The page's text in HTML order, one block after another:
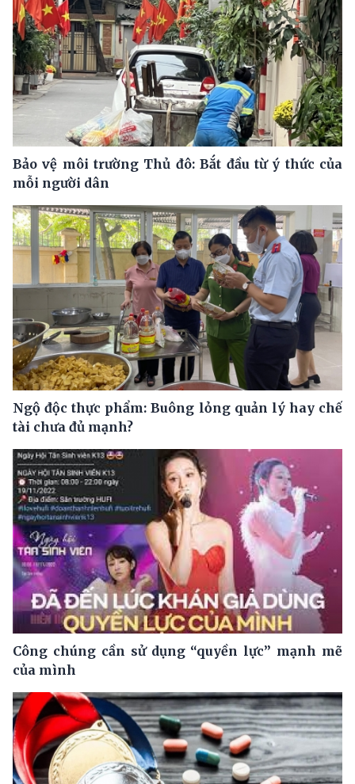
Bảo vệ môi trường Thủ đô: Bắt đầu từ ý thức của
mỗi người dân
Ngộ độc thực phẩm: Buông lỏng quản lý hay chế
tài chưa đủ mạnh?
Công chúng cần sử dụng “quyền lực” mạnh mẽ
của mình